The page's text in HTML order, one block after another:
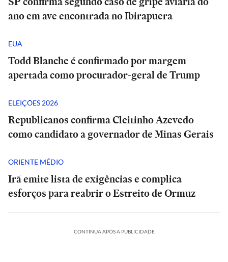
ano em ave encontrada no Ibirapuera
EUA
Todd Blanche é confirmado por margem
apertada como procurador-geral de Trump
ELEIÇÕES 2026
Republicanos confirma Cleitinho Azevedo
como candidato a governador de Minas Gerais
ORIENTE MÉDIO
Irã emite lista de exigências e complica
esforços para reabrir o Estreito de Ormuz
CONTINUA APÓS A PUBLICIDADE